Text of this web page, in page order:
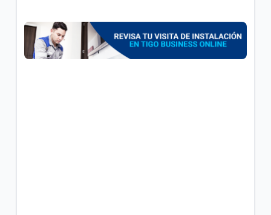
Fallas y problemas para navegar en el Internet Tigo
| Empresas